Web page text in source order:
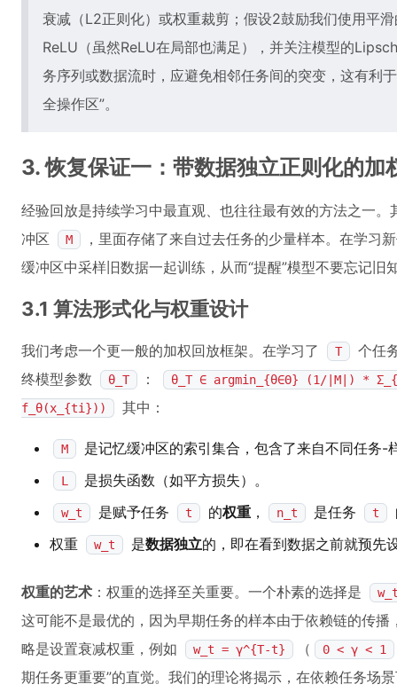
衰减（L2正则化）或权重裁剪；假设2鼓励我们使用平
ReLU（虽然ReLU在局部也满足），并关注模型的
务序列或数据流时，应避免相邻任务间的突变，这有利
全操作区”。
3. 恢复保证一：带数据独立正则化的加
经验回放是持续学习中最直观、也往往最有效的方法之一
冲区
M
，里面存储了来自过去任务的少量样本。在学习
缓冲区中采样旧数据一起训练，从而“提醒”模型不要忘记旧
3.1 算法形式化与权重设计
我们考虑一个更一般的加权回放框架。在学习了 T
个任
终模型参数
θ_T ：
θ_T ∈ argmin_{θ∈Θ} (1/|M|) *
f_θ(x_{ti}))
其中：
M 是记忆缓冲区的索引集合，包含了来自不同任务-
L 是损失函数（如平方损失）。
w_t 是赋予任务 t 的权重 ， n_t 是任务 t
权重
w_t 是数据独立的，即在看到数据之前就预先
权重的艺术 ：权重的选择至关重要。一个朴素的选择是
这可能不是最优的，因为早期任务的样本由于依赖链的传
略是设置衰减权重，例如
w_t = γ^{T-t} （ 0 < γ < 1
期任务更重要”的直觉。我们的理论将揭示，在依赖任务场